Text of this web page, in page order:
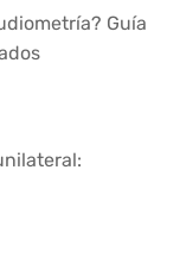
Guía